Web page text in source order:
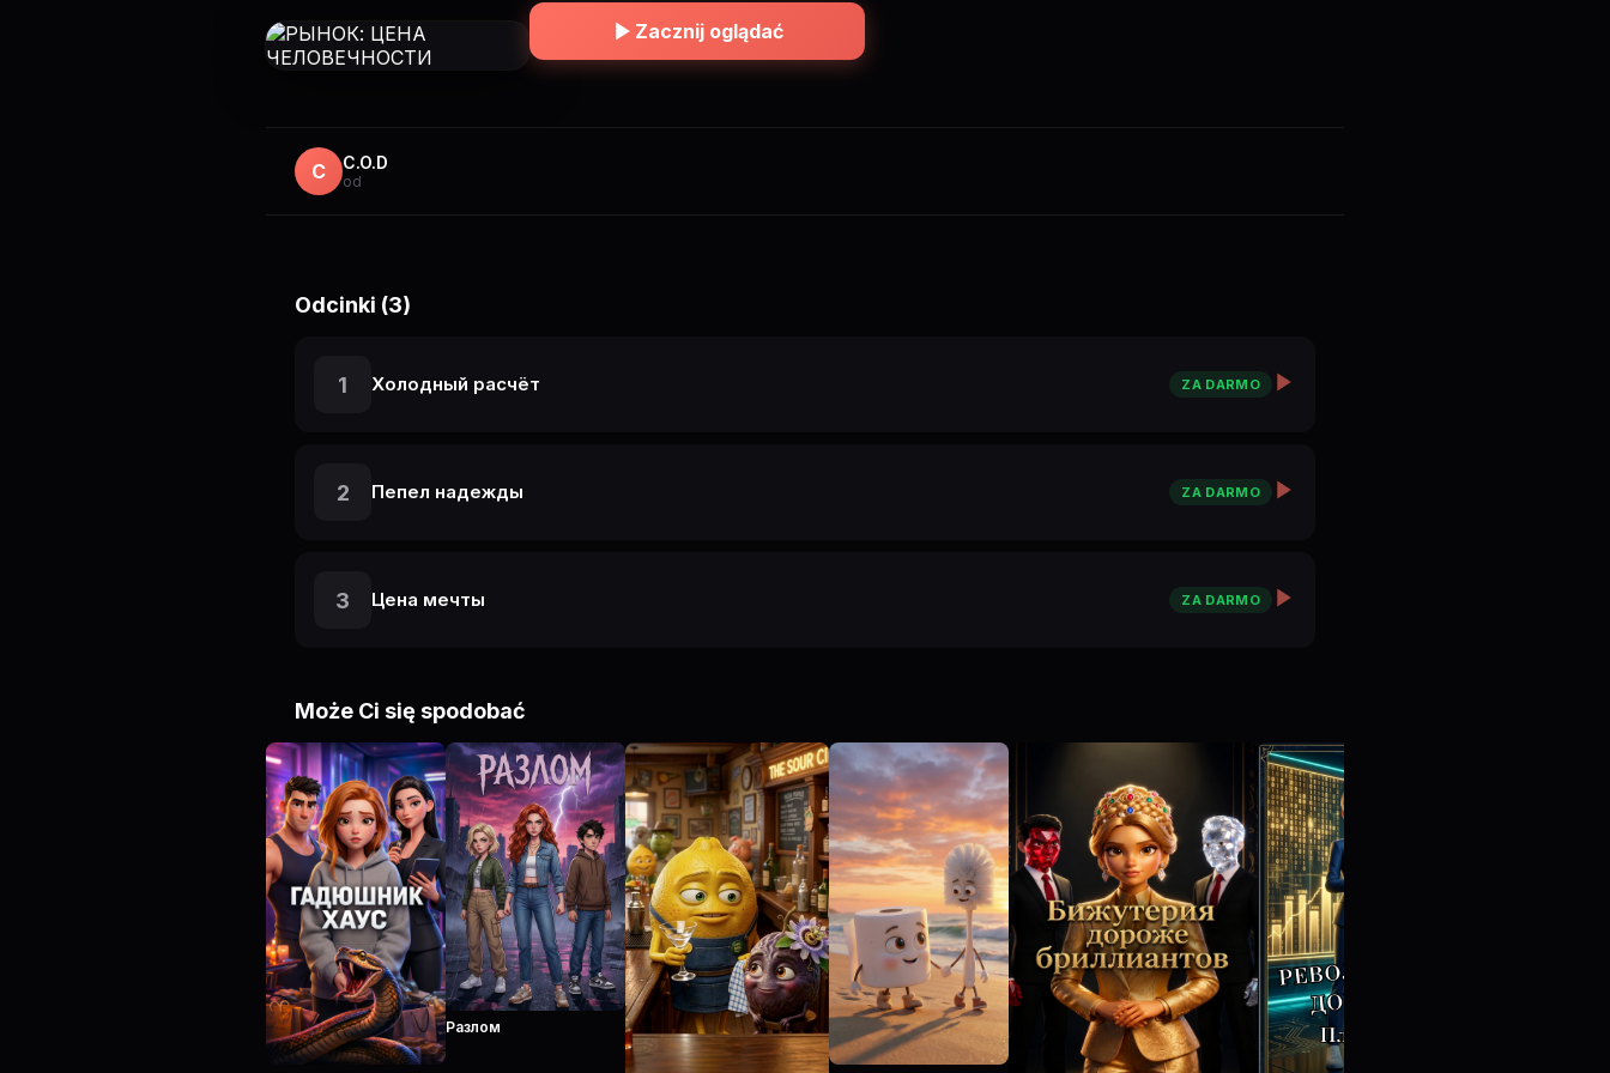
цене, которую мы платили, чтобы остаться людьми.
Zacznij oglądać
C C.O.D
od
Odcinki (3)
1 Холодный расчёт ZA DARMO
2 Пепел надежды ZA DARMO
3 Цена мечты ZA DARMO
Może Ci się spodobać
Разлом